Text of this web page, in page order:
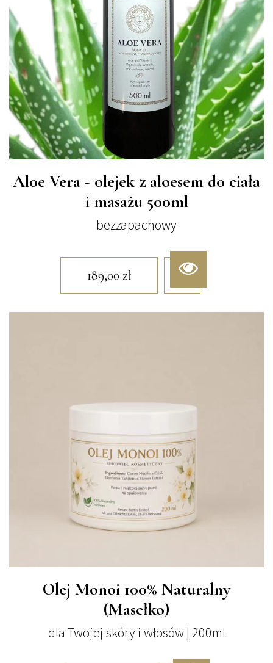
Aloe Vera - olejek z aloesem do ciała
i masażu 500ml
bezzapachowy
189,00 zł
Olej Monoi 100% Naturalny
(Masełko)
dla Twojej skóry i włosów | 200ml